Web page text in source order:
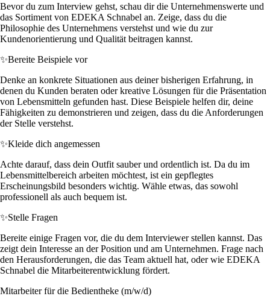
Bevor du zum Interview gehst, schau dir die Unternehmenswerte und
das Sortiment von EDEKA Schnabel an. Zeige, dass du die
Philosophie des Unternehmens verstehst und wie du zur
Kundenorientierung und Qualität beitragen kannst.
✨Bereite Beispiele vor
Denke an konkrete Situationen aus deiner bisherigen Erfahrung, in
denen du Kunden beraten oder kreative Lösungen für die Präsentation
von Lebensmitteln gefunden hast. Diese Beispiele helfen dir, deine
Fähigkeiten zu demonstrieren und zeigen, dass du die Anforderungen
der Stelle verstehst.
✨Kleide dich angemessen
Achte darauf, dass dein Outfit sauber und ordentlich ist. Da du im
Lebensmittelbereich arbeiten möchtest, ist ein gepflegtes
Erscheinungsbild besonders wichtig. Wähle etwas, das sowohl
professionell als auch bequem ist.
✨Stelle Fragen
Bereite einige Fragen vor, die du dem Interviewer stellen kannst. Das
zeigt dein Interesse an der Position und am Unternehmen. Frage nach
den Herausforderungen, die das Team aktuell hat, oder wie EDEKA
Schnabel die Mitarbeiterentwicklung fördert.
Mitarbeiter für die Bedientheke (m/w/d)